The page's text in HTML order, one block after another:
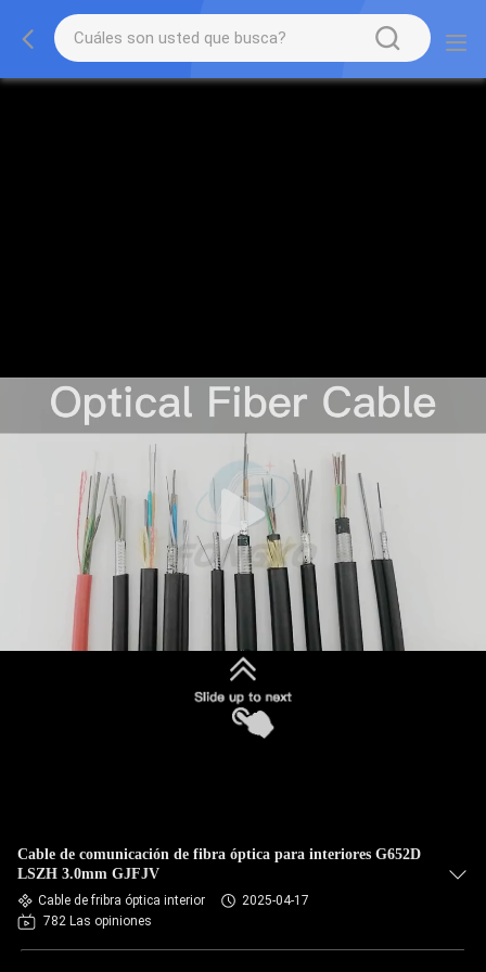
Cable de comunicación de fibra óptica para interiores G652D
LSZH 3.0mm GJFJV
Cable de fribra óptica interior
2025-04-17
782 Las opiniones